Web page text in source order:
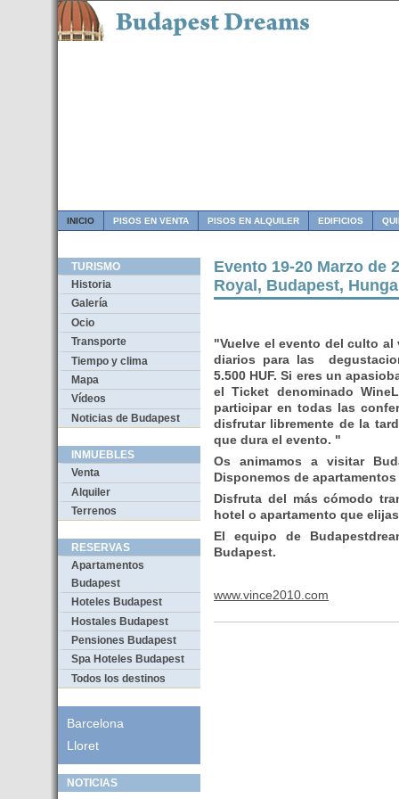
INICIO PISOS EN VENTA PISOS EN ALQUILER EDIFICIOS
TURISMO
Historia
Galería
Ocio
Transporte
Tiempo y clima
Mapa
Vídeos
Noticias de Budapest
INMUEBLES
Venta
Alquiler
Terrenos
RESERVAS
Apartamentos
Budapest
Hoteles Budapest
Hostales Budapest
Pensiones Budapest
Spa Hoteles Budapest
Todos los destinos
Barcelona
Lloret
NOTICIAS
Evento 19-20 Marzo de
Royal, Budapest,
"Vuelve el evento del culto
diarios para las
5.500 HUF. Si eres un
el Ticket denominado
participar en todas las
disfrutar libremente de la
que dura el evento. "
Os animamos a visitar
Disponemos de
Disfruta del más cómodo
hotel o apartamento que
El equipo de
Budapest.
www.vince2010.com